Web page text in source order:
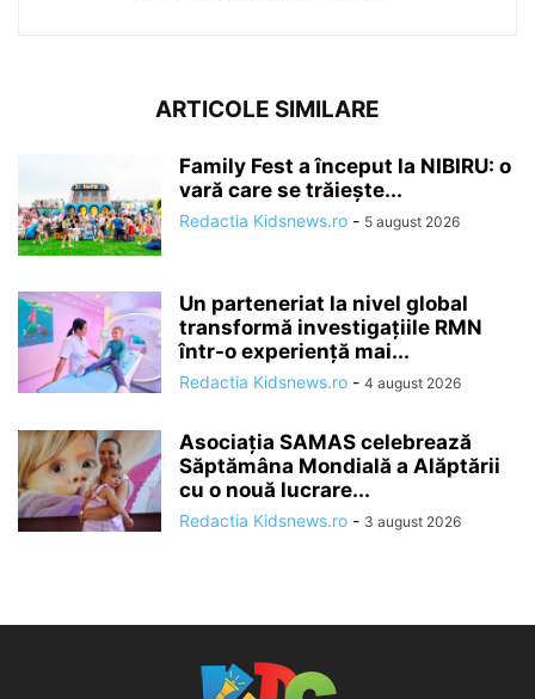
ARTICOLE SIMILARE
Family Fest a început la NIBIRU: o
vară care se trăiește...
Redactia Kidsnews.ro - 5 august 2026
Un parteneriat la nivel global
transformă investigațiile RMN
într-o experiență mai...
Redactia Kidsnews.ro - 4 august 2026
Asociația SAMAS celebrează
Săptămâna Mondială a Alăptării
cu o nouă lucrare...
Redactia Kidsnews.ro - 3 august 2026